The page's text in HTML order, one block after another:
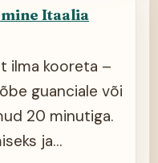
Itaalia
ilma kooreta –
guanciale või
20 minutiga.
ja